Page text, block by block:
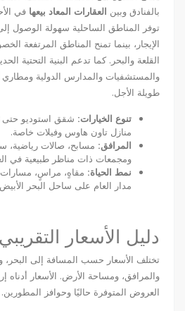
بالفنادق وبين العقارات المعاد بيعها في
توفر المناطق الساحلية سهولة الوصول
الإيجار، بينما تمنح المناطق المرتفعة
القلعة والبحر. كما تدعم البنية التحتية
والمستشفيات والمدارس الدولية ومطاري
طويلة الأجل.
تنوع الخيارات:
منازل تاون هاوس وفيلات خاصة.
المرافق: مسابح، صالات رياضية،
ومجمعات ذات مناظر طبيعية في
نمط الحياة: مقاهٍ، مراسٍ،
مدار العام على ساحل البحر
دليل الأسعار التقريبي
تختلف الأسعار حسب المسافة إلى البحر،
والمرافق، ومساحة الأرض. الأسعار أدناه
العروض المتوفرة حاليًا وحوافز المطورين.